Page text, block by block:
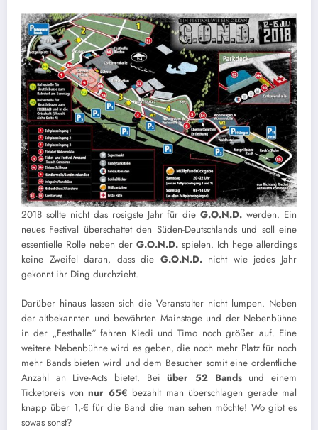
2018 sollte nicht das rosigste Jahr für dieG.O.N.D. werden. Ein
neues Festival überschattet den Süden-Deutschlands und soll eine
essentielle Rolle neben der G.O.N.D. spielen. Ich hege allerdings
keine Zweifel daran, dass die G.O.N.D.nicht wie jedes Jahr
gekonnt ihr Ding durchzieht.
Darüber hinaus lassen sich die Veranstalter nicht lumpen. Neben
der altbekannten und bewährten Mainstage und der Nebenbühne
in der „Festhalle“ fahren Kiedi und Timo noch größer auf. Eine
weitere Nebenbühne wird es geben, die noch mehr Platz für noch
mehr Bands bieten wird und dem Besucher somit eine ordentliche
Anzahl an Live-Acts bietet. Beiüber 52 Bandsund einem
Ticketpreis von nur 65€ bezahlt man überschlagen gerade mal
knapp über 1,-€ für die Band die man sehen möchte! Wo gibt es
sowas sonst?